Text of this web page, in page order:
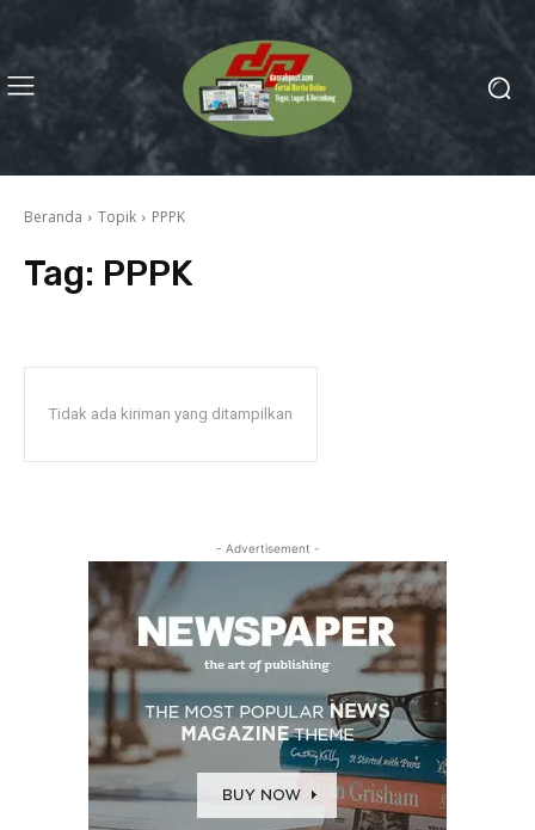
Beranda Topik PPPK
Tag: PPPK
Tidak ada kiriman yang ditampilkan
- Advertisement -